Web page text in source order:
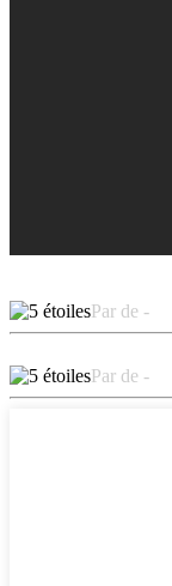
Par de -
Par de -